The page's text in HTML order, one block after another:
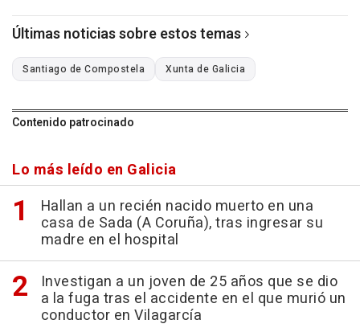
Últimas noticias sobre estos temas
Santiago de Compostela Xunta de Galicia
Contenido patrocinado
Lo más leído en Galicia
Hallan a un recién nacido muerto en una
casa de Sada (A Coruña), tras ingresar su
madre en el hospital
Investigan a un joven de 25 años que se dio
a la fuga tras el accidente en el que murió un
conductor en Vilagarcía